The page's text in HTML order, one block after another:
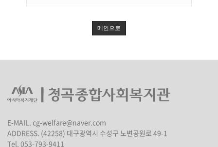
메인으로
E-MAIL. cg-welfare@naver.com
ADDRESS. (42258) 대구광역시 수성구 노변공원로 49-1
Tel. 053-793-9411